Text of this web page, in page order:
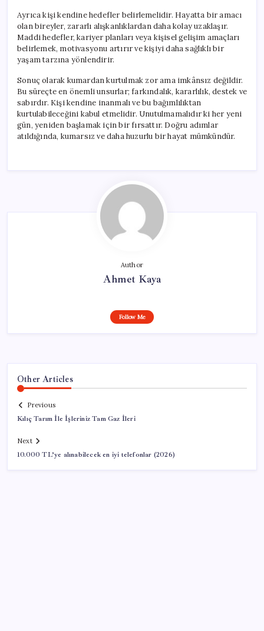
Ayrıca kişi kendine hedefler belirlemelidir. Hayatta bir amacı
olan bireyler, zararlı alışkanlıklardan daha kolay uzaklaşır.
Maddi hedefler, kariyer planları veya kişisel gelişim amaçları
belirlemek, motivasyonu artırır ve kişiyi daha sağlıklı bir
yaşam tarzına yönlendirir.
Sonuç olarak kumardan kurtulmak zor ama imkânsız değildir.
Bu süreçte en önemli unsurlar; farkındalık, kararlılık, destek ve
sabırdır. Kişi kendine inanmalı ve bu bağımlılıktan
kurtulabileceğini kabul etmelidir. Unutulmamalıdır ki her yeni
gün, yeniden başlamak için bir fırsattır. Doğru adımlar
atıldığında, kumarsız ve daha huzurlu bir hayat mümkündür.
Author
Ahmet Kaya
Follow Me
Other Articles
Previous
Kılıç Tarım İle İşleriniz Tam Gaz İleri
Next
10.000 TL’ye alınabilecek en iyi telefonlar (2026)